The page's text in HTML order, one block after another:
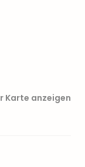
Karte anzeigen